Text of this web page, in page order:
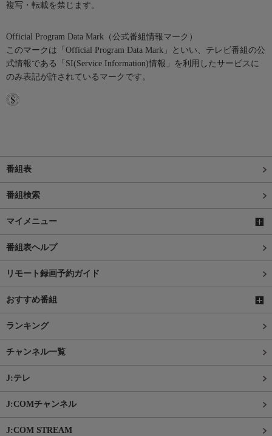
複写・転載を禁じます。
Official Program Data Mark（公式番組情報マーク）
このマークは「Official Program Data Mark」といい、テレビ番組の公
式情報である「SI(Service Information)情報」を利用したサービスに
のみ表記が許されているマークです。
番組表
番組検索
マイメニュー
番組表ヘルプ
リモート録画予約ガイド
おすすめ番組
ランキング
チャンネル一覧
J:テレ
J:COMチャンネル
J:COM STREAM